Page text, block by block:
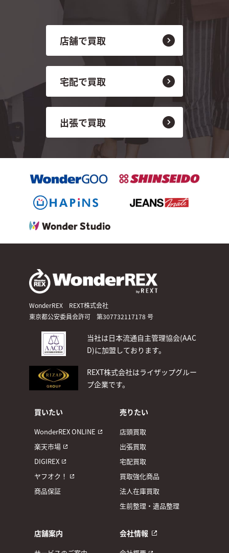
店舗で買取
宅配で買取
出張で買取
WonderREX REXT株式会社
東京都公安委員会許可 第307732117178 号
当社は日本流通自主管理協会(AAC
D)に加盟しております。
REXT株式会社はライザップグルー
プ企業です。
買いたい
WonderREX ONLINE
楽天市場
DIGIREX
ヤフオク！
商品保証
売りたい
店頭買取
出張買取
宅配買取
買取強化商品
法人在庫買取
生前整理・遺品整理
店舗案内 会社情報